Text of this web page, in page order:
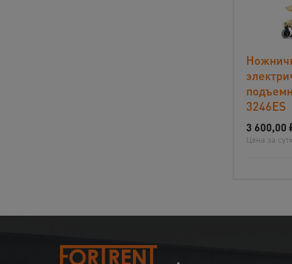
3246ES
3 600,00
Цена за